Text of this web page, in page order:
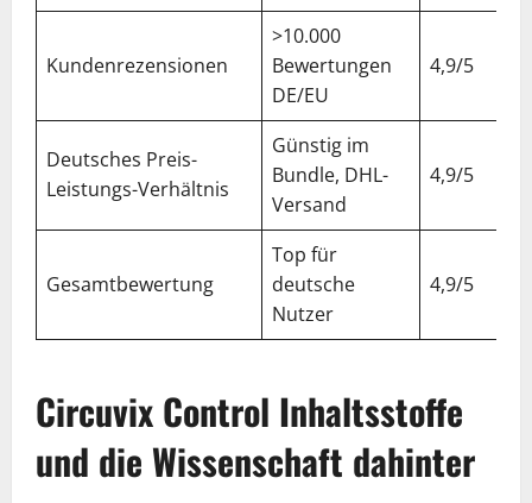
Kundenrezensionen
>10.000
Bewertungen
DE/EU
4,9/5
Deutsches Preis-
Leistungs-Verhältnis
Günstig im
Bundle, DHL-
Versand
4,9/5
Gesamtbewertung
Top für
deutsche
Nutzer
4,9/5
Circuvix Control Inhaltsstoffe
und die Wissenschaft dahinter